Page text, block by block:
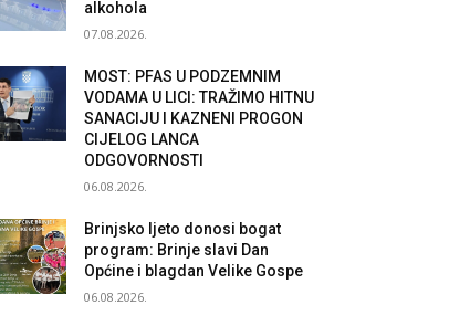
alkohola
07.08.2026.
MOST: PFAS U PODZEMNIM
VODAMA U LICI: TRAŽIMO HITNU
SANACIJU I KAZNENI PROGON
CIJELOG LANCA
ODGOVORNOSTI
06.08.2026.
Brinjsko ljeto donosi bogat
program: Brinje slavi Dan
Općine i blagdan Velike Gospe
06.08.2026.